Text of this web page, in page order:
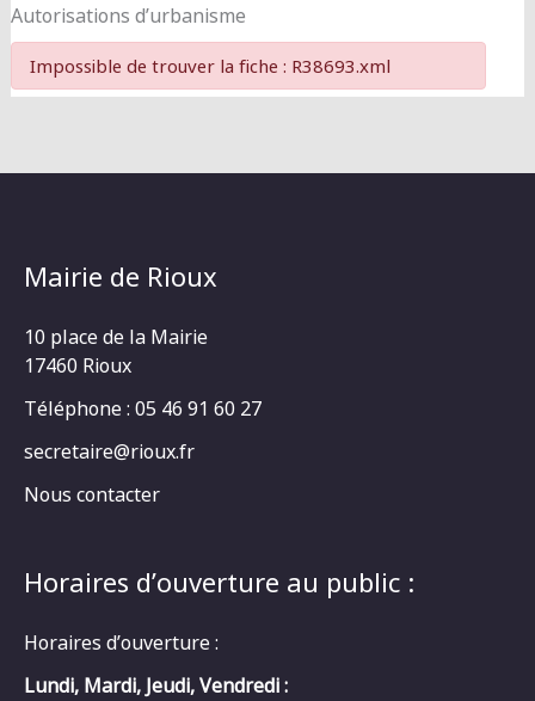
Autorisations d’urbanisme
Impossible de trouver la fiche : R38693.xml
Mairie de Rioux
10 place de la Mairie
17460 Rioux
Téléphone : 05 46 91 60 27
secretaire@rioux.fr
Nous contacter
Horaires d’ouverture au public :
Horaires d’ouverture :
Lundi, Mardi, Jeudi, Vendredi :